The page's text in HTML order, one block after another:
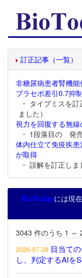
訂正記事（一覧）
非糖尿病患者腎機
プラセボ差引0.7抑制
・ タイプミスを
ました）
視力を回復する無
・ 1段落目の 発
体内仕立て免疫疾
が取得
・ 誤解を訂正し
BioTodayには現
3043 件のうち 1 ～
2026-07-29 目当て
し、判定するAIを